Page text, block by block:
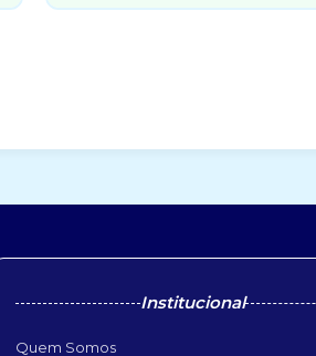
Institucional
Quem Somos